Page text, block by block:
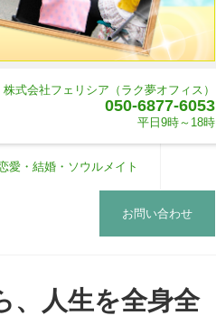
株式会社フェリシア（ラク夢オフィス）
050-6877-6053
平日9時～18時
愛・結婚・ソウルメイト
お問い合わせ
、人生を全身全